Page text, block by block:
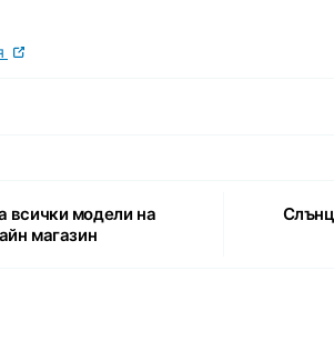
всички модели на
магазин